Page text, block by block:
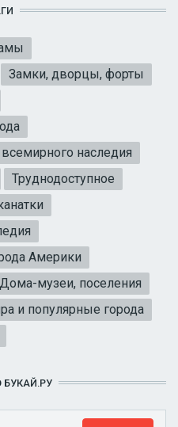
Замки, дворцы, форты
наследия
Труднодоступное
Америки
Дома-музеи, поселения
и популярные города
БУКАЙ.РУ